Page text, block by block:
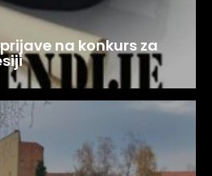
na konkurs za